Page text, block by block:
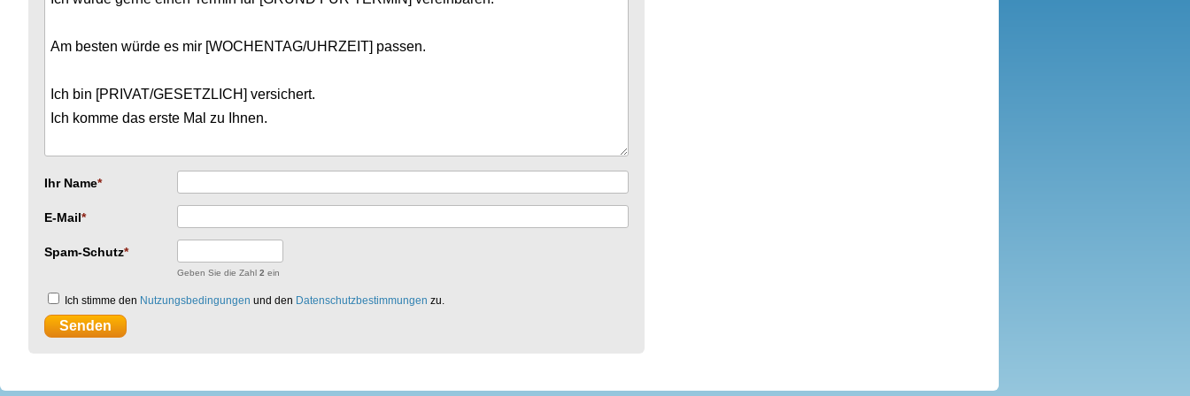
Ihr Name
E-Mail
Spam-Schutz
Geben Sie die Zahl 2 ein
Ich stimme den Nutzungsbedingungen und den Datenschutzbestimmungen zu.